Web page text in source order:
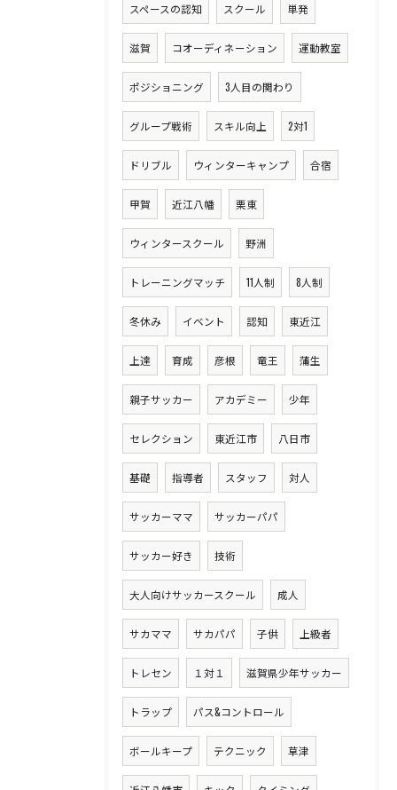
スペースの認知 スクール 単発
滋賀 コオーディネーション 運動教室
ポジショニング 3人目の関わり
グループ戦術 スキル向上 2対1
ドリブル ウィンターキャンプ 合宿
甲賀 近江八幡 栗東
ウィンタースクール 野洲
トレーニングマッチ 11人制 8人制
冬休み イベント 認知 東近江
上達 育成 彦根 竜王 蒲生
親子サッカー アカデミー 少年
セレクション 東近江市 八日市
基礎 指導者 スタッフ 対人
サッカーママ サッカーパパ
サッカー好き 技術
大人向けサッカースクール 成人
サカママ サカパパ 子供 上級者
トレセン １対１ 滋賀県少年サッカー
トラップ パス&コントロール
ボールキープ テクニック 草津